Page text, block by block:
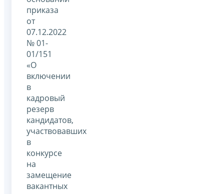
приказа
от
07.12.2022
№ 01-
01/151
«О
включении
в
кадровый
резерв
кандидатов,
участвовавших
в
конкурсе
на
замещение
вакантных